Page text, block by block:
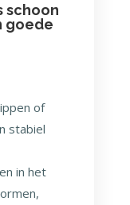
schoon
goede
of
stabiel
in het